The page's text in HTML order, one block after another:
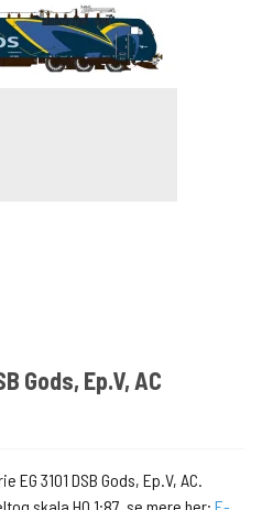
Gods, Ep.V, AC
3101 DSB Gods, Ep.V, AC.
skala H0 1:87. se mere her: E-